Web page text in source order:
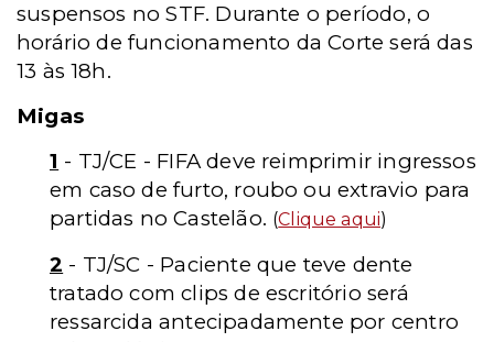
suspensos no STF. Durante o período, o
horário de funcionamento da Corte será das
13 às 18h.
Migas
1 - TJ/CE - FIFA deve reimprimir ingressos
em caso de furto, roubo ou extravio para
partidas no Castelão. (Clique aqui)
2 - TJ/SC - Paciente que teve dente
tratado com clips de escritório será
ressarcida antecipadamente por centro